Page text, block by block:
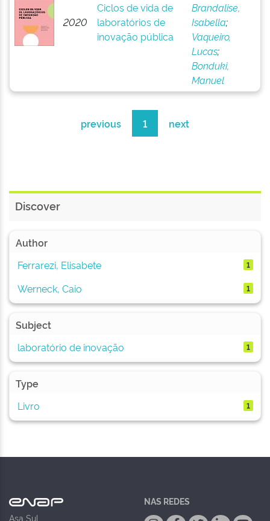
2020
Ciclos de vida de
laboratórios de
inovação pública
Brandalise,
Isabella;
Vaqueiro,
Lucas;
Bonduki,
Manuel
previous 1 next
Discover
Author
Ferrarezi, Elisabete
1
Werneck, Caio 1
Subject
laboratório de inovação
1
Type
Livro
1
Asa Sul
NAS REDES